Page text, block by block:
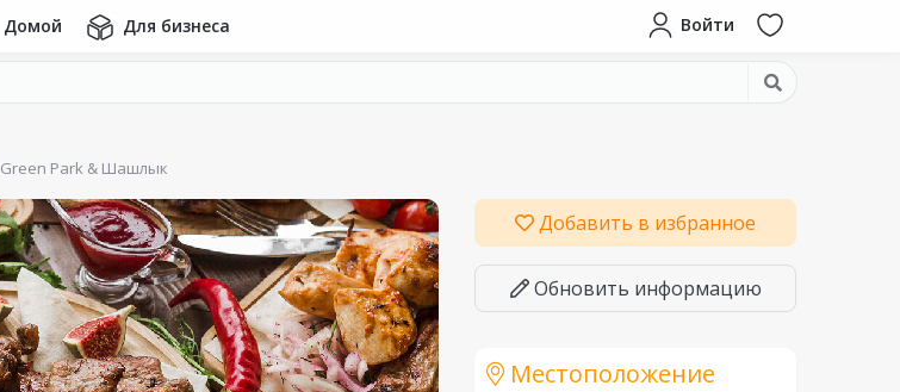
Домой Для бизнеса Войти
Green Park & Шашлык
Добавить в избранное
Обновить информацию
Местоположение